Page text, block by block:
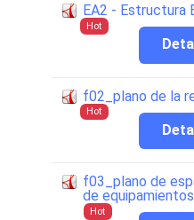
EA2 - Estructura
Hot
f02_plano de la
Hot
f03_plano de
de equipamientos
Hot